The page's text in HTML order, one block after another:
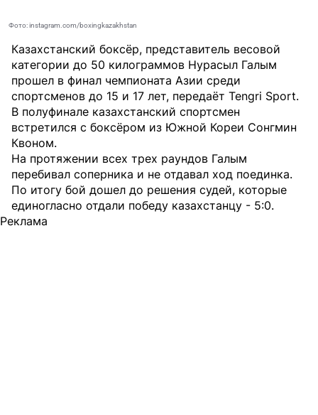
Фото: instagram.com/boxingkazakhstan
Казахстанский боксёр, представитель весовой
категории до 50 килограммов Нурасыл Галым
прошел в финал чемпионата Азии среди
спортсменов до 15 и 17 лет, передаёт Tengri Sport.
В полуфинале казахстанский спортсмен
встретился с боксёром из Южной Кореи Сонгмин
Квоном.
На протяжении всех трех раундов Галым
перебивал соперника и не отдавал ход поединка.
По итогу бой дошел до решения судей, которые
единогласно отдали победу казахстанцу - 5:0.
Реклама